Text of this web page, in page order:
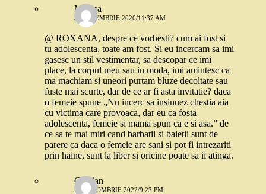
Morera
3 SEPTEMBRIE 2020/11:37 AM
@ ROXANA, despre ce vorbesti? cum ai fost si
tu adolescenta, toate am fost. Si eu incercam sa imi
gasesc un stil vestimentar, sa descopar ce imi
place, la corpul meu sau in moda, imi amintesc ca
ma machiam si uneori purtam bluze decoltate sau
fuste mai scurte, dar de ce ar fi asta invitatie? daca
o femeie spune „Nu incerc sa insinuez chestia aia
cu victima care provoaca, dar eu ca fosta
adolescenta, femeie si mama spun ca e si asa.” de
ce sa te mai miri cand barbatii si baietii sunt de
parere ca daca o femeie are sani si pot fi intrezariti
prin haine, sunt la liber si oricine poate sa ii atinga.
Cristian
21 OCTOMBRIE 2022/9:23 PM